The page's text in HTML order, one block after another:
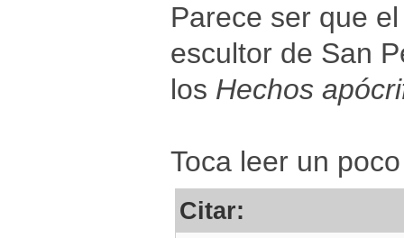
Parece ser que
escultor de San
los Hechos
Toca leer un
Citar: